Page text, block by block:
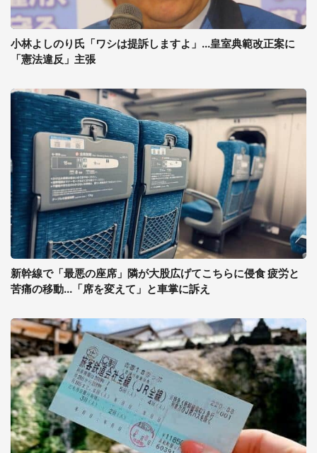
小林よしのり氏「ワシは提訴しますよ」...皇室典範改正案に
「憲法違反」主張
新幹線で「最悪の座席」隣が大股広げてこちらに侵食 疲労と
苦痛の移動...「席を変えて」と車掌に訴え